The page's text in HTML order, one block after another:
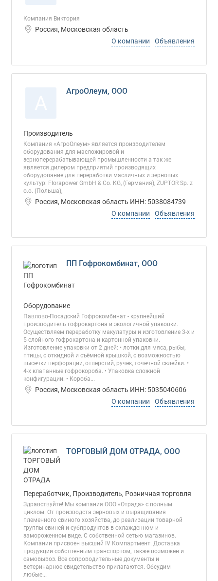
Компания Виктория
Россия, Московская область
О компании
Объявления
АгроОлеум, ООО
Производитель
Компания «АгроОлеум» является производителем
оборудования для масложировой и
зерноперерабатывающей промышленности а так же
является дилером предприятий производящих
оборудование для переработки масличных и зерновых
культур: Florapower GmbH & Co. KG, (Германия), ZUPTOR Sp. z
o.o. (Польша),
Россия, Московская область ИНН: 5038084739
О компании
Объявления
ПП Гофрокомбинат, ООО
Оборудование
Павлово-Посадский Гофрокомбинат - крупнейший
производитель гофрокартона и экологичной упаковки.
Осуществляем переработку макулатуры и изготовление 3-х и
5-слойного гофрокартона и картонной упаковки.
Изготовление упаковки от 2 дней: • лотки для мяса, рыбы,
птицы, с откидной и съёмной крышкой, с возможностью
высечки перфорации, отверстий, ручек, точечной склейки. •
4-х клапанные гофрокороба. • Упаковка сложной
конфигурации. • Короба...
Россия, Московская область ИНН: 5035040606
О компании
Объявления
ТОРГОВЫЙ ДОМ ОТРАДА, ООО
Переработчик, Производитель, Розничная торговля
Здравствуйте! Мы компания ООО «Отрада» с полным
циклом. От производста зерновых и выращивания
племенного свиного хозяйства, до реализации товарной
группы свиней и субпродуктов в охлажденном и
замороженном виде. С собственной сетью магазинов.
Компании присвоен высший IV Компартмент. Доставка
продукции собственным транспортом, также возможен и
самовывоз. Все сопроводительные документы и
ветеринарное свидетельство прилагаются. Обсудим
любые...